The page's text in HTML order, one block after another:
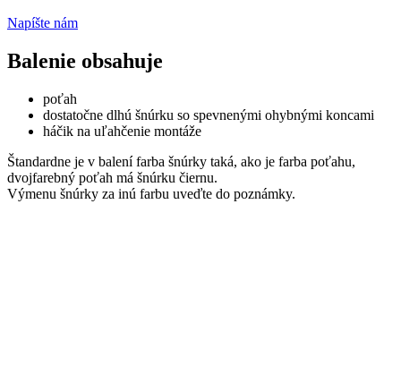
Napíšte nám
Balenie obsahuje
poťah
dostatočne dlhú šnúrku so spevnenými ohybnými koncami
háčik na uľahčenie montáže
Štandardne je v balení farba šnúrky taká, ako je farba poťahu,
dvojfarebný poťah má šnúrku čiernu.
Výmenu šnúrky za inú farbu uveďte do poznámky.